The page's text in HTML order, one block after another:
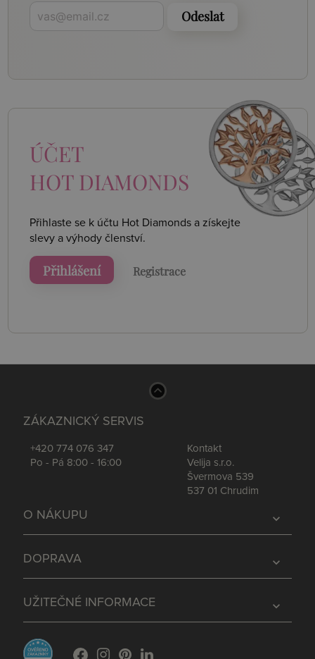
Odeslat
ÚČET
HOT DIAMONDS
Přihlaste se k účtu Hot Diamonds a získejte
slevy a výhody členství.
Přihlášení Registrace
ZÁKAZNICKÝ SERVIS
+420 774 076 347
Po - Pá 8:00 - 16:00
Kontakt
Velija s.r.o.
Švermova 539
537 01 Chrudim
expand_more
O NÁKUPU
expand_more
DOPRAVA
expand_more
UŽITEČNÉ INFORMACE